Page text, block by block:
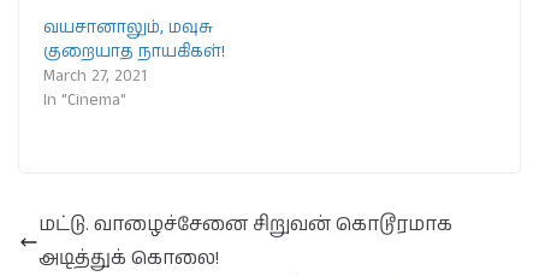
வயசானாலும், மவுசு
குறையாத நாயகிகள்!
March 27, 2021
In "Cinema"
மட்டு. வாழைச்சேனை சிறுவன் கொடூரமாக
அடித்துக் கொலை!